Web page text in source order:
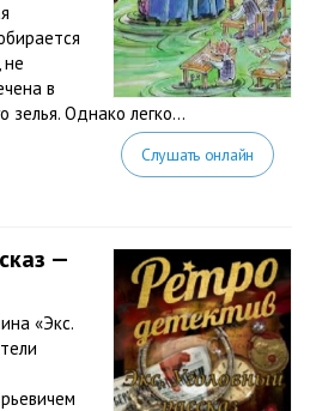
не
в
зелья. Однако легко...
Слушать онлайн
—
«Экс.